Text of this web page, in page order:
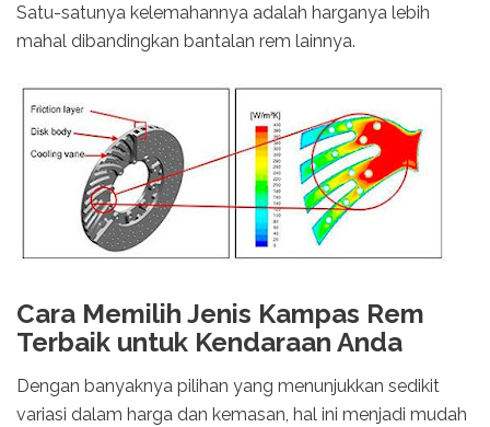
Satu-satunya kelemahannya adalah harganya lebih
mahal dibandingkan bantalan rem lainnya.
Cara Memilih Jenis Kampas Rem
Terbaik untuk Kendaraan Anda
Dengan banyaknya pilihan yang menunjukkan sedikit
variasi dalam harga dan kemasan, hal ini menjadi mudah